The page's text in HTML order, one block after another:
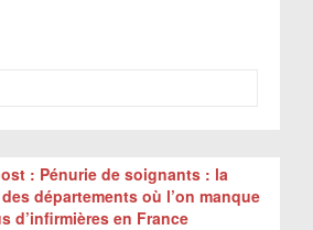
: Pénurie de soignants : la
départements où l’on manque
d’infirmières en France